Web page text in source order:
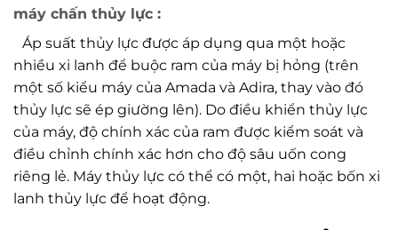
máy chấn thủy lực :
Áp suất thủy lực được áp dụng qua một hoặc
nhiều xi lanh để buộc ram của máy bị hỏng (trên
một số kiểu máy của Amada và Adira, thay vào đó
thủy lực sẽ ép giường lên). Do điều khiển thủy lực
của máy, độ chính xác của ram được kiểm soát và
điều chỉnh chính xác hơn cho độ sâu uốn cong
riêng lẻ. Máy thủy lực có thể có một, hai hoặc bốn xi
lanh thủy lực để hoạt động.